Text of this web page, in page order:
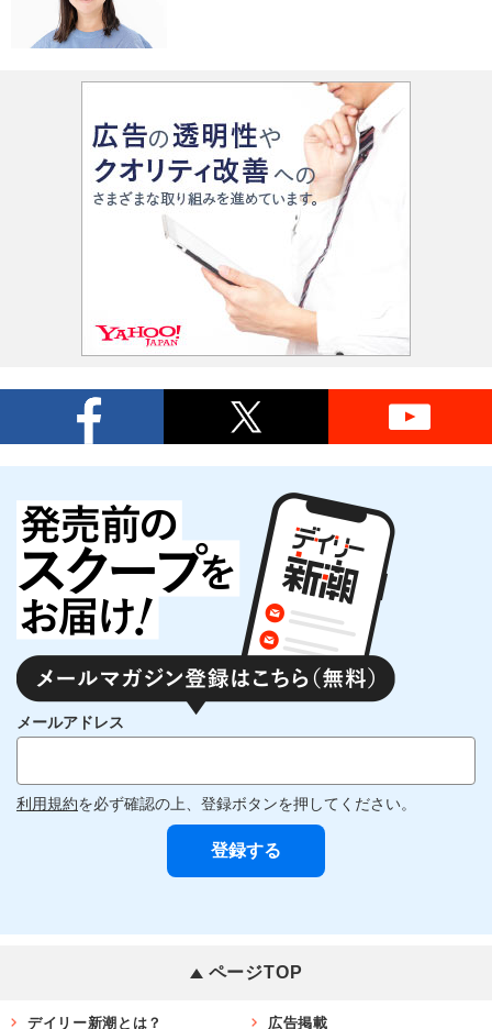
メールアドレス
利用規約を必ず確認の上、登録ボタンを押してください。
ページTOP
デイリー新潮とは？ 広告掲載